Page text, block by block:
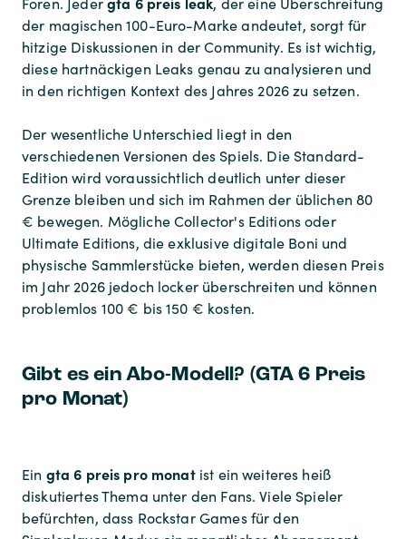
der magischen 100-Euro-Marke andeutet, sorgt für
hitzige Diskussionen in der Community. Es ist wichtig,
diese hartnäckigen Leaks genau zu analysieren und
in den richtigen Kontext des Jahres 2026 zu setzen.
Der wesentliche Unterschied liegt in den
verschiedenen Versionen des Spiels. Die Standard-
Edition wird voraussichtlich deutlich unter dieser
Grenze bleiben und sich im Rahmen der üblichen 80
€ bewegen. Mögliche Collector's Editions oder
Ultimate Editions, die exklusive digitale Boni und
physische Sammlerstücke bieten, werden diesen Preis
im Jahr 2026 jedoch locker überschreiten und können
problemlos 100 € bis 150 € kosten.
Gibt es ein Abo-Modell? (GTA 6 Preis
pro Monat)
Ein gta 6 preis pro monatist ein weiteres heiß
diskutiertes Thema unter den Fans. Viele Spieler
befürchten, dass Rockstar Games für den